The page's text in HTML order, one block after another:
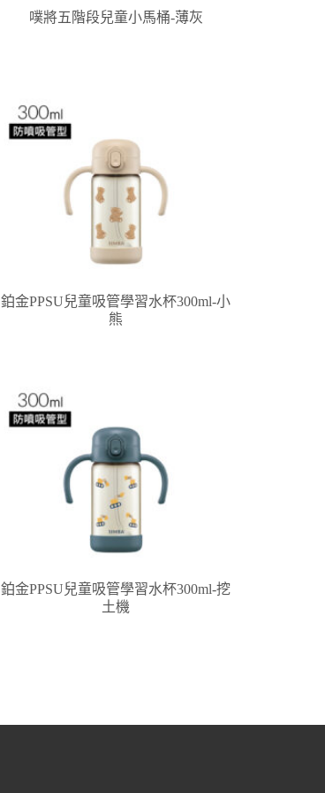
噗將五階段兒童小馬桶-薄灰
鉑金PPSU兒童吸管學習水杯300ml-小
熊
鉑金PPSU兒童吸管學習水杯300ml-挖
土機